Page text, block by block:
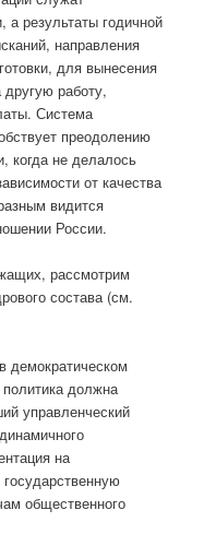
а результаты годичной
направления
для вынесения
работу,
Система
преодолению
когда не делалось
от качества
видится
России.
рассмотрим
состава (см.
должна
управленческий
на
общественного